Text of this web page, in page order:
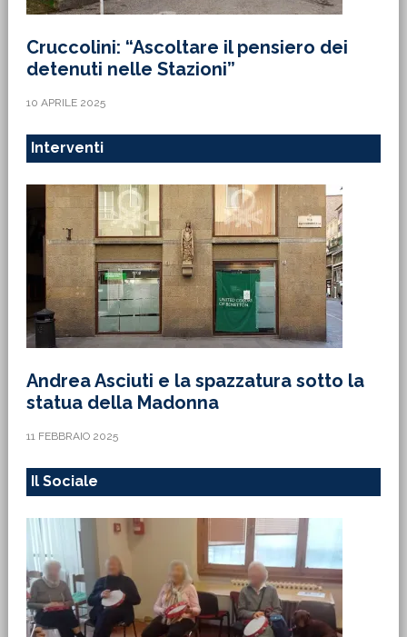
Andrea Asciuti e la spazzatura sotto la
statua della Madonna
11 FEBBRAIO 2025
Il Sociale
La bella storia di Dodo, bassotto che fa
gli esercizi insieme ai malati di
Alzheimer